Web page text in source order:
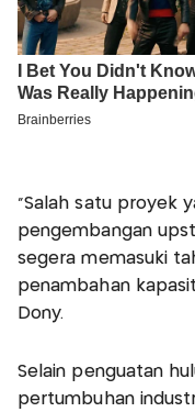
"Salah satu proyek
pengembangan
segera memasuki
penambahan
Dony.
Selain penguatan
pertumbuhan